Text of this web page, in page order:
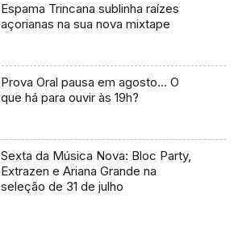
Espama Trincana sublinha raízes
açorianas na sua nova mixtape
Prova Oral pausa em agosto… O
que há para ouvir às 19h?
Sexta da Música Nova: Bloc Party,
Extrazen e Ariana Grande na
seleção de 31 de julho